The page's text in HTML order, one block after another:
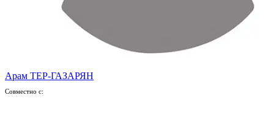
Арам ТЕР-ГАЗАРЯН
Совместно с: